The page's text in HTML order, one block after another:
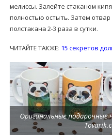
мелиссы. Залейте стаканом
полностью остыть. Затем
полстакана 2-3 раза в сутки.
ЧИТАЙТЕ ТАКЖЕ: 15 секретов
Оригинальные